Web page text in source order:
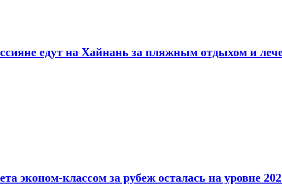
едут на Хайнань за пляжным отдыхом и
эконом-классом за рубеж осталась на уровне